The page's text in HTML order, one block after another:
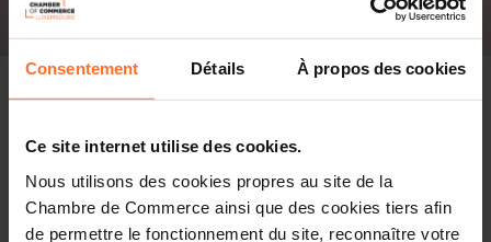
Consentement Détails À propos des cookies
Ce site internet utilise des cookies.
Nous utilisons des cookies propres au site de la
Chambre de Commerce ainsi que des cookies tiers afin
de permettre le fonctionnement du site, reconnaître votre